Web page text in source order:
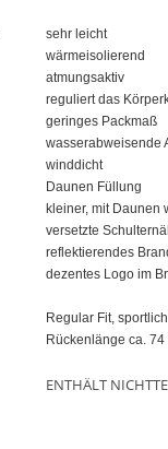
sehr leicht
wärmeisolierend
atmungsaktiv
reguliert das
geringes Packmaß
wasserabweisende
winddicht
Daunen Füllung
kleiner, mit Daunen
versetzte
reflektierendes
dezentes Logo im
Regular Fit,
Rückenlänge ca.
ENTHÄLT